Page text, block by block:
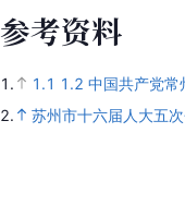
参考资料
1. 1.1 1.2 中国共产党常
2.
苏州市十六届人大五